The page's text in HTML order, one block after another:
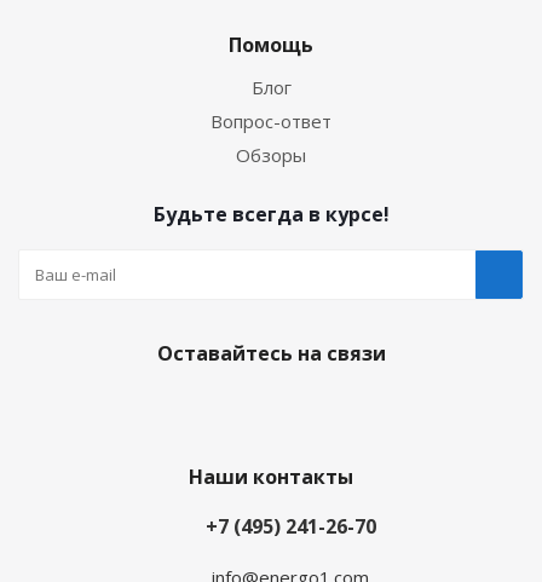
Помощь
Блог
Вопрос-ответ
Обзоры
Будьте всегда в курсе!
Оставайтесь на связи
Наши контакты
+7 (495) 241-26-70
info@energo1.com